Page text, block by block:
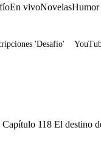
En vivoNovelasHumor
'Desafío'
Capítulo 118 El destino